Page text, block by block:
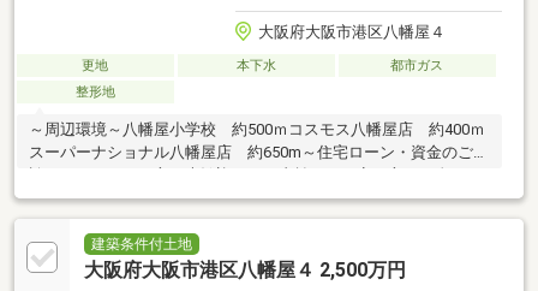
大阪府大阪市港区八幡屋４
更地 本下水
都市ガス
整形地
～周辺環境～八幡屋小学校 約500ｍコスモス八幡屋店 約400ｍ
スーパーナショナル八幡屋店 約650m～住宅ローン・資金のご相
準備に不安のある方・勤続年数など審査に不安がある方・お借入
れがある方（お車/カード/キャッシング/リボ）等・他社様で住宅
ローンが難しいと言われた方お気軽にご連絡、ご相談くださいま
せ！※SUUMOの予約システム上、ご予約いただいたお時間からご
建築条件付土地
大阪府大阪市港区八幡屋４ 2,500万円